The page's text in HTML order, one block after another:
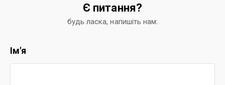
Є питання?
будь ласка, напишіть нам:
Ім'я